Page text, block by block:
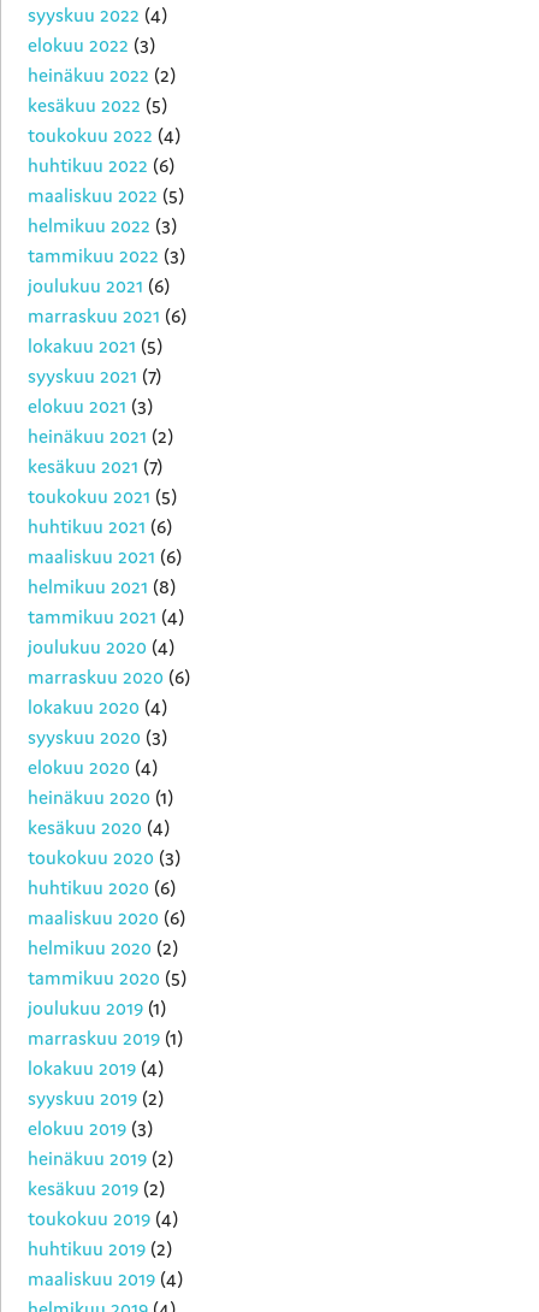
syyskuu 2022 (4)
elokuu 2022 (3)
heinäkuu 2022 (2)
kesäkuu 2022 (5)
toukokuu 2022 (4)
huhtikuu 2022 (6)
maaliskuu 2022 (5)
helmikuu 2022 (3)
tammikuu 2022 (3)
joulukuu 2021 (6)
marraskuu 2021 (6)
lokakuu 2021 (5)
syyskuu 2021 (7)
elokuu 2021 (3)
heinäkuu 2021 (2)
kesäkuu 2021 (7)
toukokuu 2021 (5)
huhtikuu 2021 (6)
maaliskuu 2021 (6)
helmikuu 2021 (8)
tammikuu 2021 (4)
joulukuu 2020 (4)
marraskuu 2020 (6)
lokakuu 2020 (4)
syyskuu 2020 (3)
elokuu 2020 (4)
heinäkuu 2020 (1)
kesäkuu 2020 (4)
toukokuu 2020 (3)
huhtikuu 2020 (6)
maaliskuu 2020 (6)
helmikuu 2020 (2)
tammikuu 2020 (5)
joulukuu 2019 (1)
marraskuu 2019 (1)
lokakuu 2019 (4)
syyskuu 2019 (2)
elokuu 2019 (3)
heinäkuu 2019 (2)
kesäkuu 2019 (2)
toukokuu 2019 (4)
huhtikuu 2019 (2)
maaliskuu 2019 (4)